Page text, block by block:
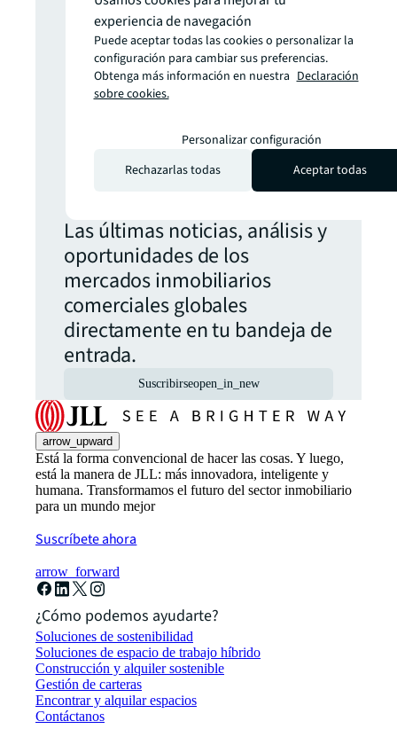
información?
No te pierdas
ninguna
actualización.
Las últimas noticias, análisis y
oportunidades de los
mercados inmobiliarios
comerciales globales
directamente en tu bandeja de
entrada.
Suscribirseopen_in_new
arrow_upward
Está la forma convencional de hacer las cosas. Y luego,
está la manera de JLL: más innovadora, inteligente y
humana. Transformamos el futuro del sector inmobiliario
para un mundo mejor
Suscríbete ahora
arrow_forward
¿Cómo podemos ayudarte?
Soluciones de sostenibilidad
Soluciones de espacio de trabajo híbrido
Construcción y alquiler sostenible
Gestión de carteras
Encontrar y alquilar espacios
Contáctanos
experiencia de navegación
Puede aceptar todas las cookies o personalizar la
configuración para cambiar sus preferencias.
Obtenga más información en nuestra Declaración
sobre cookies.
Personalizar configuración
Rechazarlas todas
Aceptar todas